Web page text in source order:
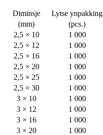
Diminsje Lytse ynpakking
(mm)
(pcs.)
2,5 × 10
1 000
2,5 × 12
1 000
2,5 × 16
1 000
2,5 × 20
1 000
2,5 × 25
1 000
2,5 × 30
1 000
3 × 10
1 000
3 × 12
1 000
3 × 16
1 000
3 × 20
1 000